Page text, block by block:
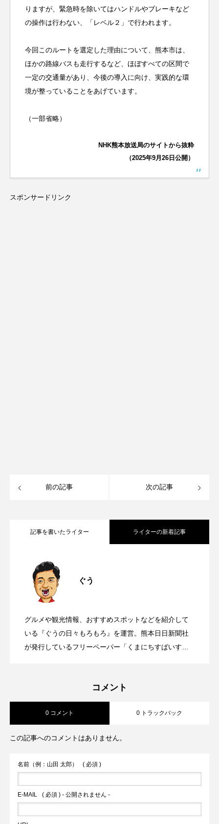
りますが、緊急時を除いてはハンドルやブレーキなど
の操作は行わない、「レベル２」で行われます。
今回このルートを選定した理由について、熊本市は、
ほかの路線バスも走行するなど、ほぼすべての区間で
一定の交通量があり、今後の導入に向け、実践的な環
境が整っていることをあげています。
（一部省略）
NHK熊本放送局のサイトから抜粋
（2025年9月26日公開）
スポンサードリンク
前の記事 次の記事
記事を書いたライター ライターの新着記事
ぐう
グルメや観光情報、おすすめスポットなどを紹介して
いる『ぐうの日々もろもろ』を運営。熊本日日新聞社
が発行しているフリーペーパー「くまにちすぱいす」
2026.07.29
た
2026.07.25
ら続く「門外不出」だった郷土料理の秘
2026.07.14 【熊本城下町散策シリーズ～新町エリア
丁目をぶらりと散策してみた！
コメント
0 コメント 0 トラックバック
この記事へのコメントはありません。
名前（例：山田 太郎） ( 必須 )
E-MAIL ( 必須 ) - 公開されません -